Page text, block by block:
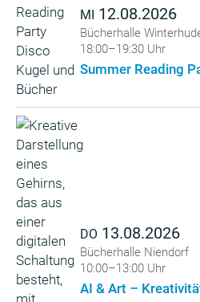
MI 12.08.2026
Bücherhalle
18:00–19:30 Uhr
Summer Reading
DO 13.08.2026
Bücherhalle Niendorf
10:00–13:00 Uhr
AI & Art –